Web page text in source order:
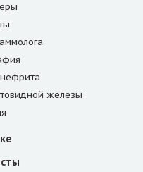
железы